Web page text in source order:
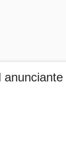
anunciante